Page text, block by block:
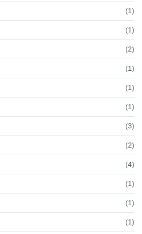
(1)
(1)
(2)
(1)
(1)
(1)
(3)
(2)
(4)
(1)
(1)
(1)